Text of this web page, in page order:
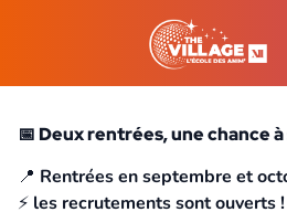
📅 Deux rentrées, une chance
📍 Rentrées en septembre et
⚡ les recrutements sont ouverts !